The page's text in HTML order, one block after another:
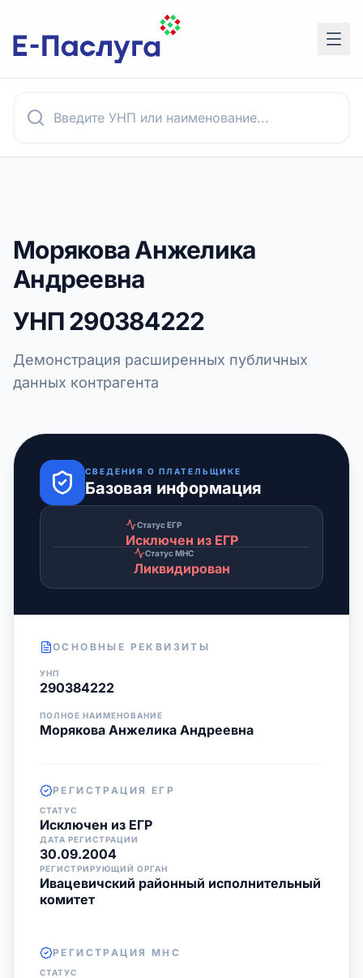
Морякова Анжелика
Андреевна
УНП290384222
Демонстрация расширенных публичных
данных контрагента
СВЕДЕНИЯ О ПЛАТЕЛЬЩИКЕ
Базовая информация
Статус ЕГР
Исключен из ЕГР
Статус МНС
Ликвидирован
ОСНОВНЫЕ РЕКВИЗИТЫ
УНП
290384222
ПОЛНОЕ НАИМЕНОВАНИЕ
Морякова Анжелика Андреевна
РЕГИСТРАЦИЯ ЕГР
СТАТУС
Исключен из ЕГР
ДАТА РЕГИСТРАЦИИ
30.09.2004
РЕГИСТРИРУЮЩИЙ ОРГАН
Ивацевичский районный исполнительный
комитет
РЕГИСТРАЦИЯ МНС
СТАТУС